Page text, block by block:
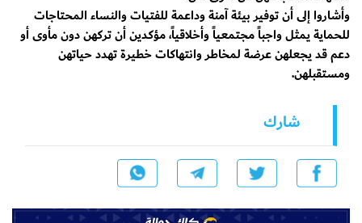
وأشاروا إلى أن توفير بيئة آمنة وداعمة للفتيات والنساء المحتاجات
للحماية يمثل واجباً مجتمعياً وأخلاقياً، مؤكدين أن تركهن دون مأوى أو
دعم قد يجعلهن عرضة لمخاطر وانتهاكات خطيرة تهدد حياتهن
ومستقبلهن.
شارك